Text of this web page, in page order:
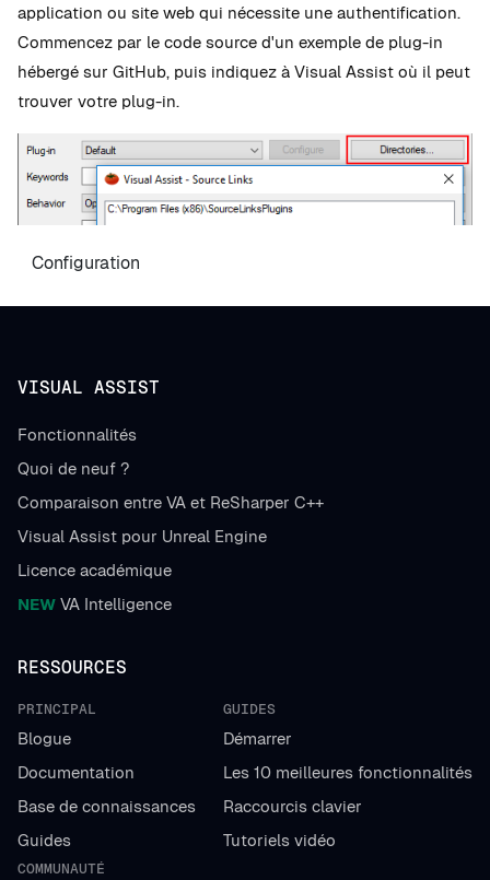
application ou site web qui nécessite une authentification.
Commencez par le code source d'un exemple de plug-in
hébergé sur GitHub, puis indiquez à Visual Assist où il peut
trouver votre plug-in.
Configuration
VISUAL ASSIST
Fonctionnalités
Quoi de neuf ?
Comparaison entre VA et ReSharper C++
Visual Assist pour Unreal Engine
Licence académique
NEW VA Intelligence
RESSOURCES
PRINCIPAL
Blogue
Documentation
Base de connaissances
Guides
GUIDES
Démarrer
Les 10 meilleures fonctionnalités
Raccourcis clavier
Tutoriels vidéo
COMMUNAUTÉ